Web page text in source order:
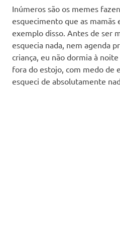
Inúmeros são os memes
esquecimento que as mamãs
exemplo disso. Antes de ser
esquecia nada, nem agenda
criança, eu não dormia à
fora do estojo, com medo de
esqueci de absolutamente